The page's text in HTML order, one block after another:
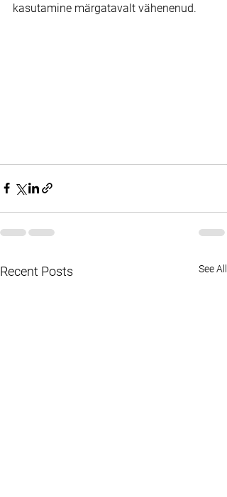
kasutamine märgatavalt vähenenud.
Recent Posts See All